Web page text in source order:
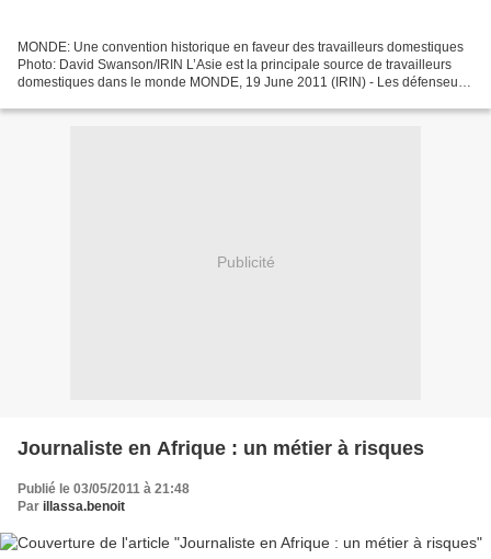
MONDE: Une convention historique en faveur des travailleurs domestiques
Photo: David Swanson/IRIN L’Asie est la principale source de travailleurs
domestiques dans le monde MONDE, 19 June 2011 (IRIN) - Les défenseurs
Publicité
Journaliste en Afrique : un métier à risques
Publié le 03/05/2011 à 21:48
Par illassa.benoit